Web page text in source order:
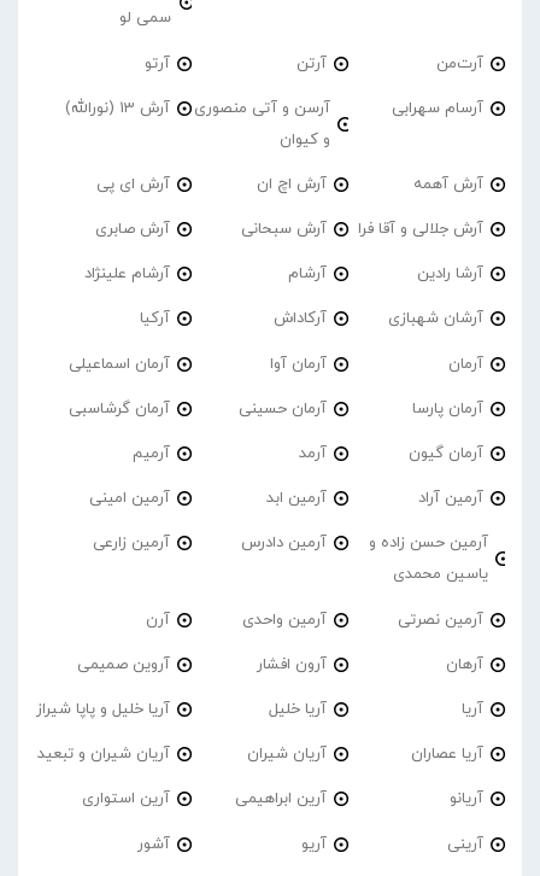
سمی لو
آرت‌من آرتن آرتو
آرسام سهرابی
آرسن و آتی منصوری
و کیوان
آرش 13 (نورالله)
آرش آهمه آرش اچ ان آرش ای پی
آرش جلالی و آقا فرا آرش سبحانی آرش صابری
آرشا رادین آرشام آرشام علینژاد
آرشان شهبازی آرکاداش آرکیا
آرمان آرمان آوا آرمان اسماعیلی
آرمان پارسا آرمان حسینی آرمان گرشاسبی
آرمان گیون آرمد آرمیم
آرمین آراد آرمین ابد آرمین امینی
آرمین حسن زاده و
یاسین محمدی
آرمین دادرس آرمین زارعی
آرمین نصرتی آرمین واحدی آرن
آرهان آرون افشار آروین صمیمی
آریا آریا خلیل آریا خلیل و پاپا شیراز
آریا عصاران آریان شیران آریان شیران و تبعید
آریانو آرین ابراهیمی آرین استواری
آرینی آریو آشور